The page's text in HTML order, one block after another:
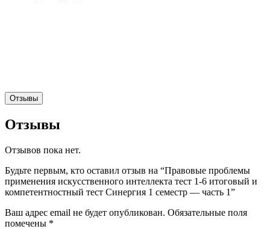
Отзывы
Отзывы
Отзывов пока нет.
Будьте первым, кто оставил отзыв на “Правовые проблемы
применения искусственного интеллекта тест 1-6 итоговый и
компетентностный тест Синергия 1 семестр — часть 1”
Ваш адрес email не будет опубликован. Обязательные поля
помечены *